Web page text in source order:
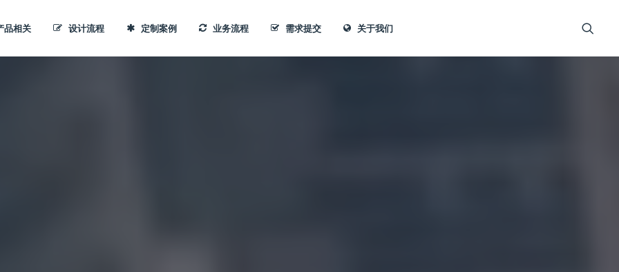
品相关 设计流程 定制案例 业务流程 需求提交 关于我们